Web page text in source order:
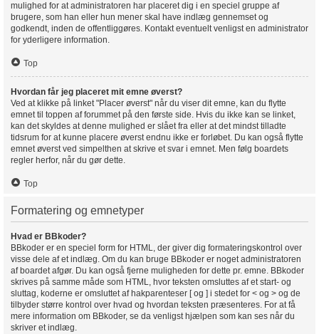
mulighed for at administratoren har placeret dig i en speciel gruppe af
brugere, som han eller hun mener skal have indlæg gennemset og
godkendt, inden de offentliggøres. Kontakt eventuelt venligst en administrator
for yderligere information.
Top
Hvordan får jeg placeret mit emne øverst?
Ved at klikke på linket "Placer øverst" når du viser dit emne, kan du flytte
emnet til toppen af forummet på den første side. Hvis du ikke kan se linket,
kan det skyldes at denne mulighed er slået fra eller at det mindst tilladte
tidsrum for at kunne placere øverst endnu ikke er forløbet. Du kan også flytte
emnet øverst ved simpelthen at skrive et svar i emnet. Men følg boardets
regler herfor, når du gør dette.
Top
Formatering og emnetyper
Hvad er BBkoder?
BBkoder er en speciel form for HTML, der giver dig formateringskontrol over
visse dele af et indlæg. Om du kan bruge BBkoder er noget administratoren
af boardet afgør. Du kan også fjerne muligheden for dette pr. emne. BBkoder
skrives på samme måde som HTML, hvor teksten omsluttes af et start- og
sluttag, koderne er omsluttet af hakparenteser [ og ] i stedet for < og > og de
tilbyder større kontrol over hvad og hvordan teksten præsenteres. For at få
mere information om BBkoder, se da venligst hjælpen som kan ses når du
skriver et indlæg.